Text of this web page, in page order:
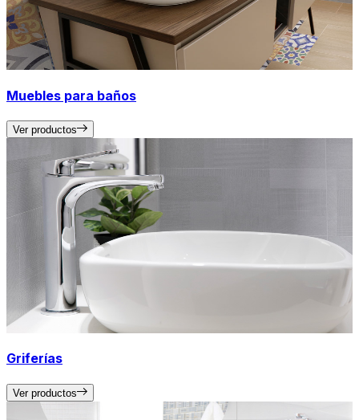
Muebles para baños
Ver productos
Griferías
Ver productos